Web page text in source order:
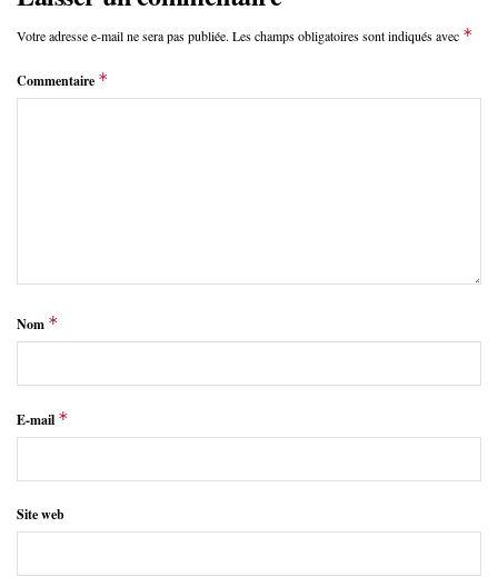
Votre adresse e-mail ne sera pas publiée. Les champs obligatoires sont indiqués avec *
Commentaire *
Nom *
E-mail *
Site web